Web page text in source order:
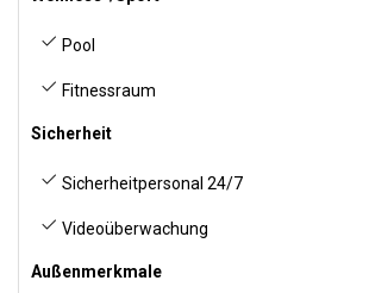
Pool
Fitnessraum
Sicherheit
Sicherheitpersonal 24/7
Videoüberwachung
Außenmerkmale